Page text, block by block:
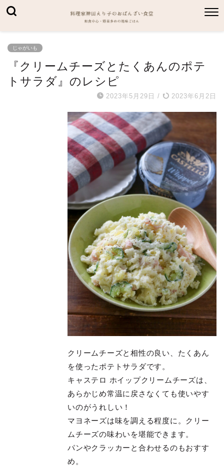
じゃがいも
『クリームチーズとたくあんのポテ
トサラダ』のレシピ
2023年5月29日 / 2023年6月2日
クリームチーズと相性の良い、たくあん
を使ったポテトサラダです。
キャステロ ホイップクリームチーズは、
あらかじめ常温に戻さなくても使いやす
いのがうれしい！
マヨネーズは味を調える程度に。クリー
ムチーズの味わいを堪能できます。
パンやクラッカーと合わせるのもおすす
め。